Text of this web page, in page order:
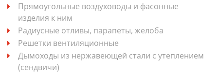
Прямоугольные воздуховоды и фасонные
изделия к ним
Радиусные отливы, парапеты, желоба
Решетки вентиляционные
Дымоходы из нержавеющей стали с утеплением
(сендвичи)